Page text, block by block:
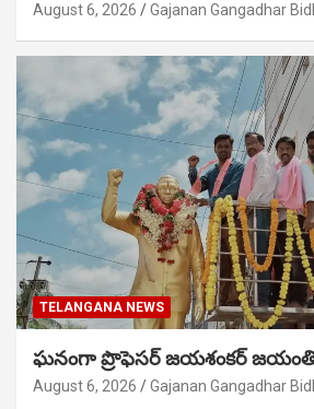
August 6, 2026 Gajanan Gangadhar
TELANGANA NEWS
ఘనంగా ప్రొఫెసర్ జయశంకర్ జయంతి
August 6, 2026 Gajanan Gangadhar